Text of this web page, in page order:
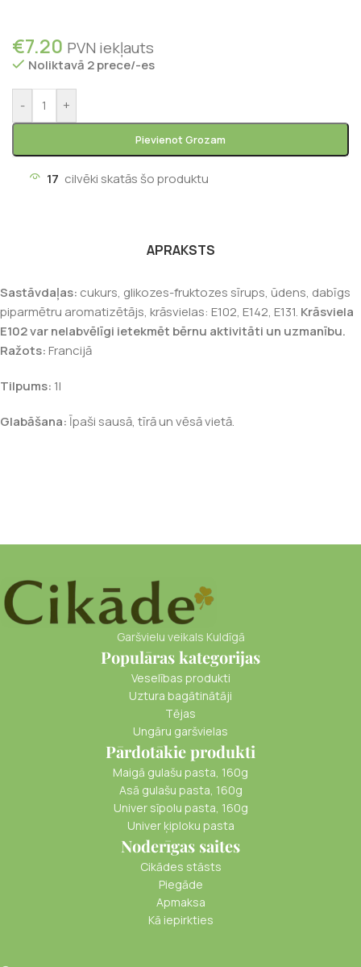
€7.20 PVN iekļauts
Noliktavā 2 prece/-es
- +
Pievienot Grozam
17 cilvēki skatās šo produktu
APRAKSTS
Sastāvdaļas: cukurs, glikozes-fruktozes sīrups, ūdens, dabīgs
piparmētru aromatizētājs, krāsvielas: E102, E142, E131. Krāsviela
E102 var nelabvēlīgi ietekmēt bērnu aktivitāti un uzmanību.
Ražots:Francijā
Tilpums: 1l
Glabāšana:Īpaši sausā, tīrā un vēsā vietā.
Garšvielu veikals Kuldīgā
Populāras kategorijas
Veselības produkti
Uztura bagātinātāji
Tējas
Ungāru garšvielas
Pārdotākie produkti
Maigā gulašu pasta, 160g
Asā gulašu pasta, 160g
Univer sīpolu pasta, 160g
Univer ķiploku pasta
Noderīgas saites
Cikādes stāsts
Piegāde
Apmaksa
Kā iepirkties